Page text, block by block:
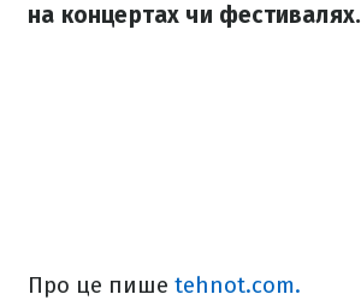
на концертах чи фестивалях.
Про це пише tehnot.com.